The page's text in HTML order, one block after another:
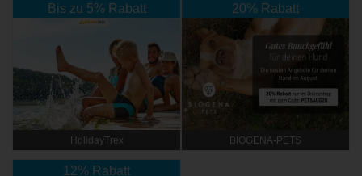
Bis zu 5% Rabatt
HolidayTrex
20% Rabatt
BIOGENA-PETS
12% Rabatt